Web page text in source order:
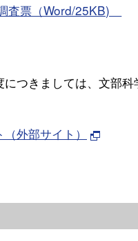
査票（Word/25KB)
つきましては、文部
外部サイト）